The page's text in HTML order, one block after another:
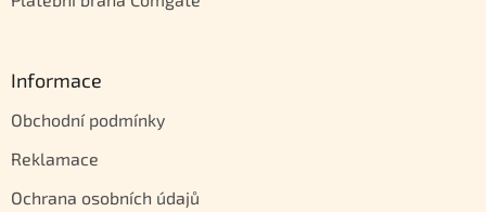
Informace
Obchodní podmínky
Reklamace
Ochrana osobních údajů